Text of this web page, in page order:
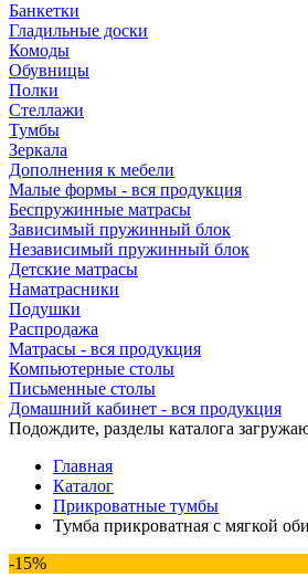
Банкетки
Гладильные доски
Комоды
Обувницы
Полки
Стеллажи
Тумбы
Зеркала
Дополнения к мебели
Малые формы - вся продукция
Беспружинные матрасы
Зависимый пружинный блок
Независимый пружинный блок
Детские матрасы
Наматрасники
Подушки
Распродажа
Матрасы - вся продукция
Компьютерные столы
Письменные столы
Домашний кабинет - вся продукция
Подождите, разделы каталога
Главная
Каталог
Прикроватные тумбы
Тумба прикроватная с мягкой
-15%